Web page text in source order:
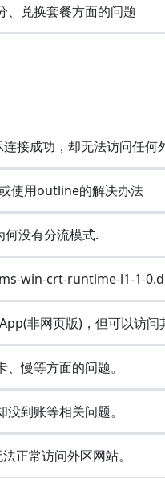
、兑换套餐方面的问题
接成功，却无法访问任何
使用outline的解决办法
没有分流模式.
win-crt-runtime-l1-1-
非网页版)，但可以访问
慢等方面的问题。
到账等相关问题。
正常访问外区网站。